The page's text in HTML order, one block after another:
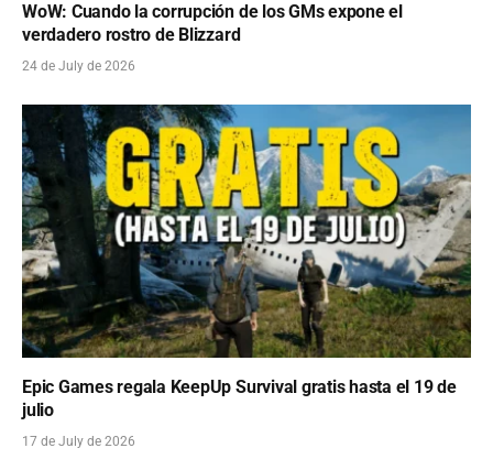
WoW: Cuando la corrupción de los GMs expone el
verdadero rostro de Blizzard
24 de July de 2026
Epic Games regala KeepUp Survival gratis hasta el 19 de
julio
17 de July de 2026